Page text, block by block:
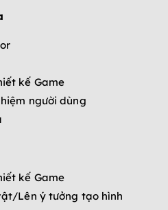
kế Game
người dùng
kế Game
Lên ý tưởng tạo hình